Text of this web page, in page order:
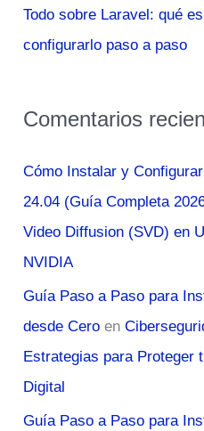
Todo sobre Laravel: qué
configurarlo paso a paso
Comentarios
Cómo Instalar y
24.04 (Guía Completa
Video Diffusion (SVD) en
NVIDIA
Guía Paso a Paso para
desde Cero en
Estrategias para Proteger
Digital
Guía Paso a Paso para